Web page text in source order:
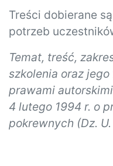
Treści dobierane
potrzeb
Temat, treść,
szkolenia oraz
prawami
4 lutego 1994 r. o
pokrewnych (Dz.